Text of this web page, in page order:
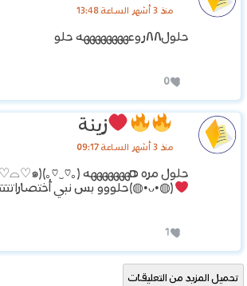
منذ 3 أشهر الساعة 13:48
حلول٨٨روعههههههههه حلو
0
زينة
منذ 3 أشهر الساعة 09:17
(⁠◍⁠•⁠ᴗ⁠•⁠◍⁠)⁠⁩حلووو بس نبي
1
تحميل المزيد من التعليقات